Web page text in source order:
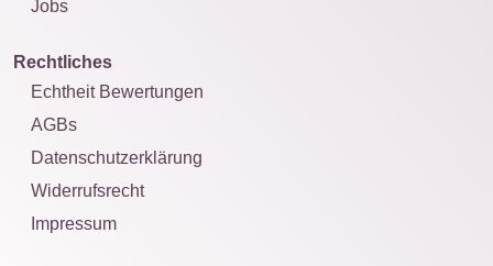
Jobs
Rechtliches
Echtheit Bewertungen
AGBs
Datenschutzerklärung
Widerrufsrecht
Impressum